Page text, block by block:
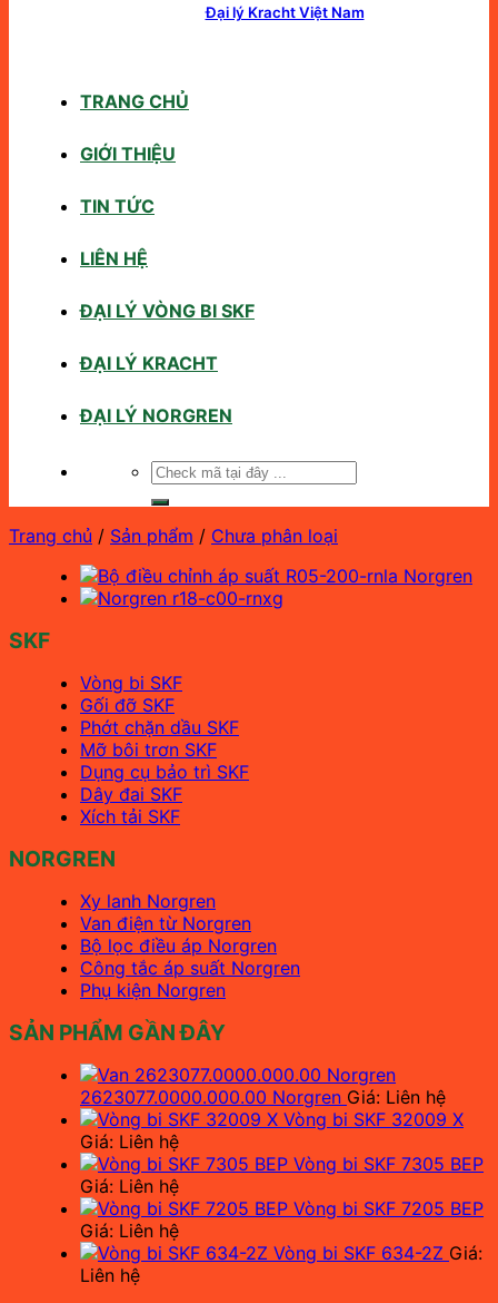
Đại lý Kracht Việt Nam
TRANG CHỦ
GIỚI THIỆU
TIN TỨC
LIÊN HỆ
ĐẠI LÝ VÒNG BI SKF
ĐẠI LÝ KRACHT
ĐẠI LÝ NORGREN
Tìm
Trang chủ / Sản phẩm / Chưa phân loại
SKF
Vòng bi SKF
Gối đỡ SKF
Phớt chặn dầu SKF
Mỡ bôi trơn SKF
Dụng cụ bảo trì SKF
Dây đai SKF
Xích tải SKF
NORGREN
Xy lanh Norgren
Van điện từ Norgren
Bộ lọc điều áp Norgren
Công tắc áp suất Norgren
Phụ kiện Norgren
SẢN PHẨM GẦN ĐÂY
2623077.0000.000.00 Norgren Giá: Liên hệ
Vòng bi SKF 32009 X
Giá: Liên hệ
Vòng bi SKF 7305 BEP
Giá: Liên hệ
Vòng bi SKF 7205 BEP
Giá: Liên hệ
Vòng bi SKF 634-2Z Giá:
Liên hệ